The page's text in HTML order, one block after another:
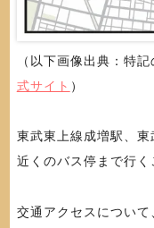
（以下画像出典：特記
式サイト ）
東武東上線成増駅、
近くのバス停まで行く
交通アクセスについ